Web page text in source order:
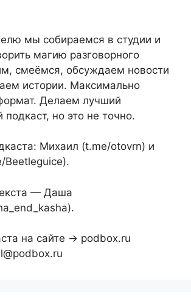
мы собираемся в студии и
магию разговорного
смеёмся, обсуждаем новости
истории. Максимально
Делаем лучший
подкаст, но это не точно.
Михаил (t.me/otovrn) и
Beetleguice).
— Даша
на сайте → podbox.ru